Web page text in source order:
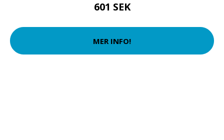
601 SEK
MER INFO!